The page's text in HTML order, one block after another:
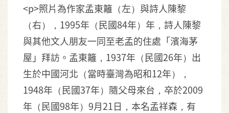
<p>照片為作家孟東籬（左）與詩人陳黎
（右），1995年（民國84年）年，詩人陳黎
與其他文人朋友一同至老孟的住處「濱海茅
屋」拜訪。孟東籬，1937年（民國26年）出
生於中國河北（當時臺灣為昭和12年），
1948年（民國37年）隨父母來台，卒於2009
年（民國98年）9月21日，本名孟祥森，有